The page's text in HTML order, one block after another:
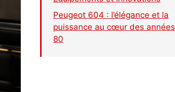
Peugeot 604 : l’élégance et la
puissance au cœur des années
80